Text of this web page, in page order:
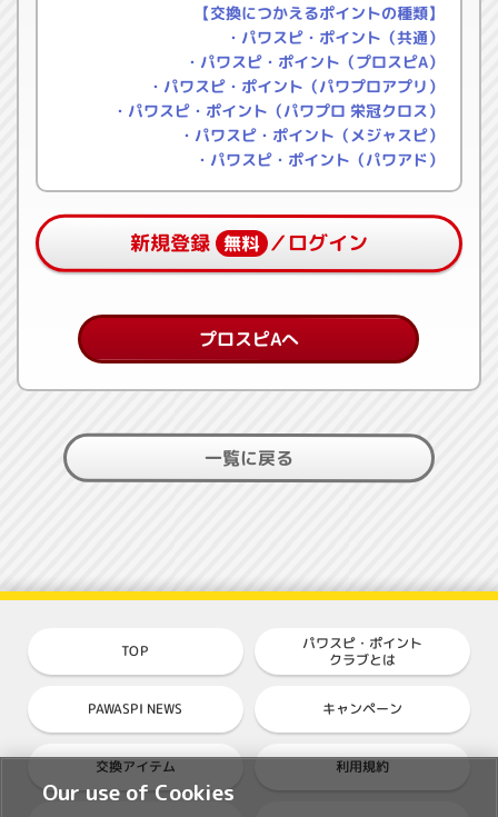
【交換につかえるポイントの種類】
・パワスピ・ポイント（共通）
・パワスピ・ポイント（プロスピA）
・パワスピ・ポイント（パワプロアプリ）
・パワスピ・ポイント（パワプロ 栄冠クロス）
・パワスピ・ポイント（メジャスピ）
・パワスピ・ポイント（パワアド）
新規登録 無料 ／ログイン
プロスピAへ
一覧に戻る
TOP パワスピ・ポイント
クラブとは
PAWASPI NEWS キャンペーン
交換アイテム 利用規約
Our use of Cookies